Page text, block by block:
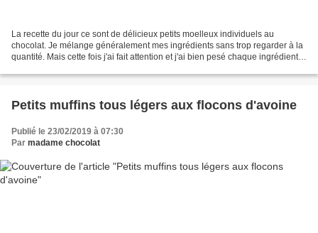
La recette du jour ce sont de délicieux petits moelleux individuels au
chocolat. Je mélange généralement mes ingrédients sans trop regarder à la
quantité. Mais cette fois j'ai fait attention et j'ai bien pesé chaque ingrédient.
Petits muffins tous légers aux flocons d'avoine
Publié le 23/02/2019 à 07:30
Par madame chocolat